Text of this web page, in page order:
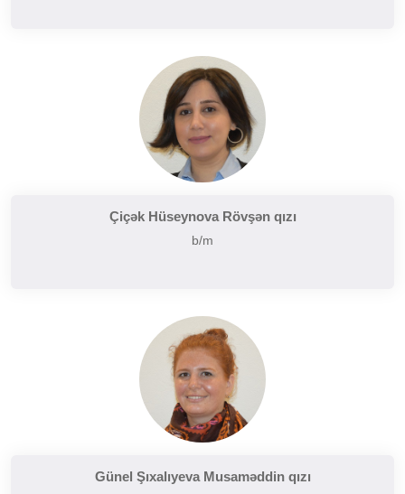
Çiçək Hüseynova Rövşən qızı
b/m
Günel Şıxalıyeva Musaməddin qızı